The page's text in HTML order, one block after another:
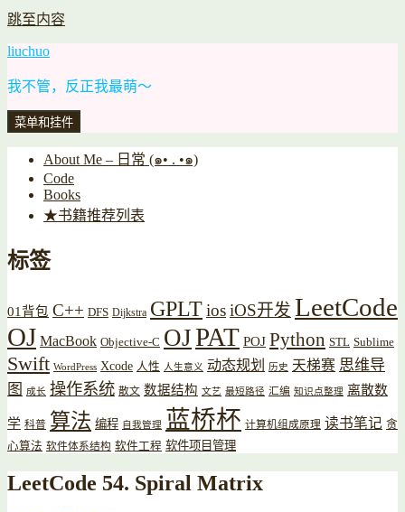
跳至内容
liuchuo
我不管，反正我最萌～
菜单和挂件
About Me – 日常 (๑• . •๑)
Code
Books
★书籍推荐列表
标签
01背包 C++ DFS Dijkstra GPLTiosiOS开发 LeetCode
OJ MacBook Objective-C OJPAT POJ Python STL Sublime
Swift WordPress Xcode 人性 人生意义 动态规划 历史 天梯赛 思维导
图
成长 操作系统 散文 数据结构 文艺 最短路径 汇编 知识点整理 离散数
学 科普 算法 编程 自我管理 蓝桥杯 计算机组成原理 读书笔记 贪
心算法 软件体系结构 软件工程 软件项目管理
LeetCode 54. Spiral Matrix